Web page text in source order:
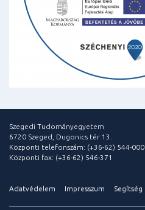
Szegedi Tudományegyetem
6720 Szeged, Dugonics tér 13.
Központi telefonszám: (+36-62) 544-000
Központi fax: (+36-62) 546-371
Adatvédelem Impresszum Segítség